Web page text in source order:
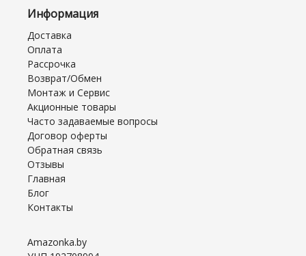
Информация
Доставка
Оплата
Рассрочка
Возврат/Обмен
Монтаж и Сервис
Акционные товары
Часто задаваемые вопросы
Договор оферты
Обратная связь
Отзывы
Главная
Блог
Контакты
Amazonka.by